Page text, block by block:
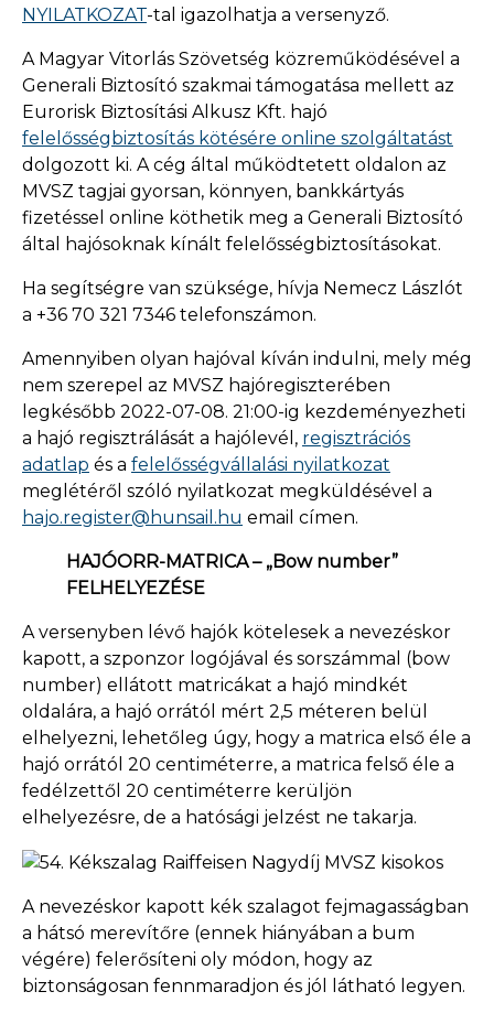
NYILATKOZAT-tal igazolhatja a versenyző.
A Magyar Vitorlás Szövetség közreműködésével a
Generali Biztosító szakmai támogatása mellett az
Eurorisk Biztosítási Alkusz Kft. hajó
felelősségbiztosítás kötésére online szolgáltatást
dolgozott ki. A cég által működtetett oldalon az
MVSZ tagjai gyorsan, könnyen, bankkártyás
fizetéssel online köthetik meg a Generali Biztosító
által hajósoknak kínált felelősségbiztosításokat.
Ha segítségre van szüksége, hívja Nemecz Lászlót
a +36 70 321 7346 telefonszámon.
Amennyiben olyan hajóval kíván indulni, mely még
nem szerepel az MVSZ hajóregiszterében
legkésőbb 2022-07-08. 21:00-ig kezdeményezheti
a hajó regisztrálását a hajólevél, regisztrációs
adatlap és a felelősségvállalási nyilatkozat
meglétéről szóló nyilatkozat megküldésével a
hajo.register@hunsail.hu email címen.
HAJÓORR-MATRICA – „Bow number”
FELHELYEZÉSE
A versenyben lévő hajók kötelesek a nevezéskor
kapott, a szponzor logójával és sorszámmal (bow
number) ellátott matricákat a hajó mindkét
oldalára, a hajó orrától mért 2,5 méteren belül
elhelyezni, lehetőleg úgy, hogy a matrica első éle a
hajó orrától 20 centiméterre, a matrica felső éle a
fedélzettől 20 centiméterre kerüljön
elhelyezésre, de a hatósági jelzést ne takarja.
A nevezéskor kapott kék szalagot fejmagasságban
a hátsó merevítőre (ennek hiányában a bum
végére) felerősíteni oly módon, hogy az
biztonságosan fennmaradjon és jól látható legyen.